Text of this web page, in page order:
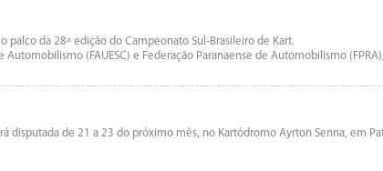
palco da 28ª edição do Campeonato Sul-Brasileiro de Kart.
(FAUESC) e Federação Paranaense de Automobilismo
disputada de 21 a 23 do próximo mês, no Kartódromo Ayrton Senna, em